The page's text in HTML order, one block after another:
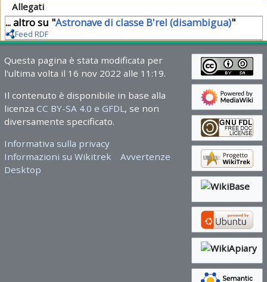
Allegati
... altro su "Astronave di classe B'rel (disambigua)"
Feed RDF
Questa pagina è stata modificata per
l'ultima volta il 16 nov 2022 alle 11:19.
Il contenuto è disponibile in base alla
licenza CC BY-SA 4.0 e GFDL , se non
diversamente specificato.
Informativa sulla privacy
Informazioni su Wikitrek
Avvertenze
Desktop